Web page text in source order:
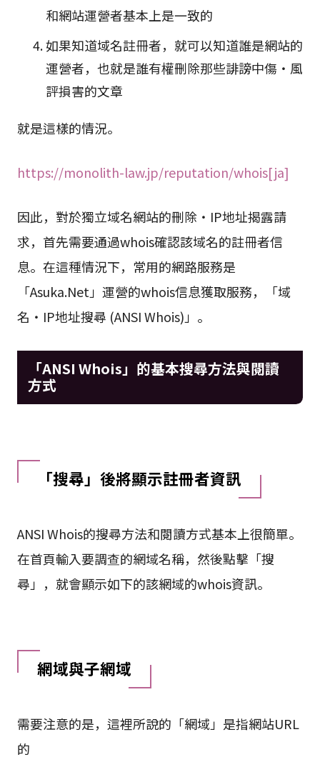
和網站運營者基本上是一致的
如果知道域名註冊者，就可以知道誰是網站的
運營者，也就是誰有權刪除那些誹謗中傷・風
評損害的文章
就是這樣的情況。
https://monolith-law.jp/reputation/whois[ja]
因此，對於獨立域名網站的刪除・IP地址揭露請
求，首先需要通過whois確認該域名的註冊者信
息。在這種情況下，常用的網路服務是
「Asuka.Net」運營的whois信息獲取服務，「域
名・IP地址搜尋 (ANSI Whois)」。
「ANSI Whois」的基本搜尋方法與閱讀
方式
「搜尋」後將顯示註冊者資訊
ANSI Whois的搜尋方法和閱讀方式基本上很簡單。
在首頁輸入要調查的網域名稱，然後點擊「搜
尋」，就會顯示如下的該網域的whois資訊。
網域與子網域
需要注意的是，這裡所說的「網域」是指網站URL
的